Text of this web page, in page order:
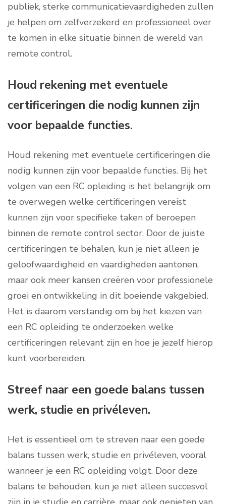
publiek, sterke communicatievaardigheden zullen
je helpen om zelfverzekerd en professioneel over
te komen in elke situatie binnen de wereld van
remote control.
Houd rekening met eventuele
certificeringen die nodig kunnen zijn
voor bepaalde functies.
Houd rekening met eventuele certificeringen die
nodig kunnen zijn voor bepaalde functies. Bij het
volgen van een RC opleiding is het belangrijk om
te overwegen welke certificeringen vereist
kunnen zijn voor specifieke taken of beroepen
binnen de remote control sector. Door de juiste
certificeringen te behalen, kun je niet alleen je
geloofwaardigheid en vaardigheden aantonen,
maar ook meer kansen creëren voor professionele
groei en ontwikkeling in dit boeiende vakgebied.
Het is daarom verstandig om bij het kiezen van
een RC opleiding te onderzoeken welke
certificeringen relevant zijn en hoe je jezelf hierop
kunt voorbereiden.
Streef naar een goede balans tussen
werk, studie en privéleven.
Het is essentieel om te streven naar een goede
balans tussen werk, studie en privéleven, vooral
wanneer je een RC opleiding volgt. Door deze
balans te behouden, kun je niet alleen succesvol